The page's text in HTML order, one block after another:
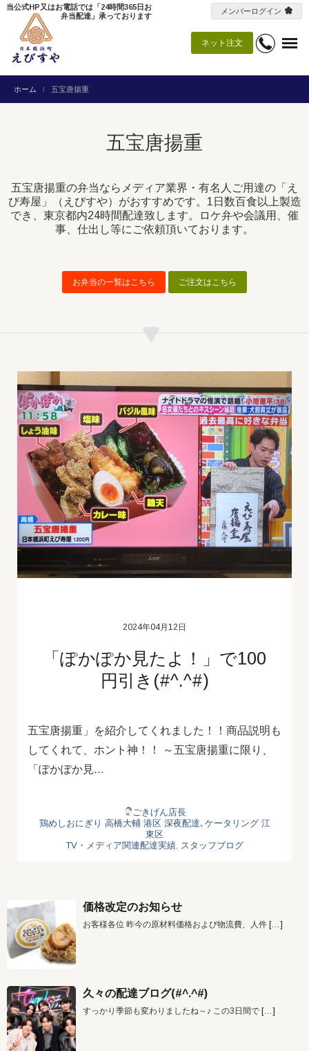
ネット注文
当公式HP又はお電話では「24時間365日お
弁当配達」承っております
メンバーログイン
ホーム 五宝唐揚重
五宝唐揚重
五宝唐揚重の弁当ならメディア業界・有名人ご用達の「え
び寿屋」（えびすや）がおすすめです。1日数百食以上製造
でき、東京都内24時間配達致します。ロケ弁や会議用、催
事、仕出し等にご依頼頂いております。
お弁当の一覧はこちら ご注文はこちら
2024年04月12日
「ぽかぽか見たよ！」で100
円引き(#^.^#)
五宝唐揚重」を紹介してくれました！！商品説明も
してくれて、ホント神！！ ～五宝唐揚重に限り、
「ぽかぽか見…
ごきげん店長
鶏めしおにぎり 高橋大輔 港区 深夜配達､ケータリング 江
東区
TV・メディア関連配達実績 スタッフブログ
価格改定のお知らせ
お客様各位 昨今の原材料価格および物流費、人件 […]
久々の配達ブログ(#^.^#)
すっかり季節も変わりましたね～♪ この3日間で […]